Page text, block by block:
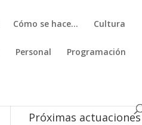
Cómo se hace… Cultura
Personal Programación
Próximas actuaciones